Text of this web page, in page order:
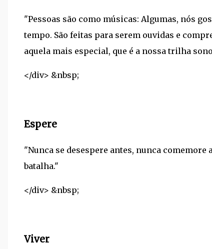
"Pessoas são como músicas: Algumas, nós
tempo. São feitas para serem ouvidas e
aquela mais especial, que é a nossa trilha
</div> &nbsp;
Espere
"Nunca se desespere antes, nunca comemore
batalha."
</div> &nbsp;
Viver